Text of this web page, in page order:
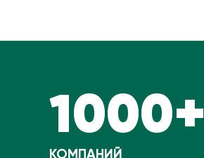
1000+
КОМПАНИЙ